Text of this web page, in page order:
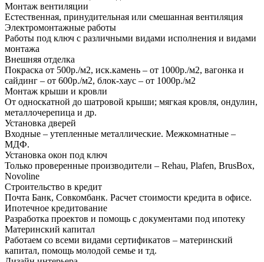
Монтаж вентиляции
Естественная, принудительная или смешанная вентиляция
Электромонтажные работы
Работы под ключ с различными видами исполнения и видами
монтажа
Внешняя отделка
Покраска от 500р./м2, иск.камень – от 1000р./м2, вагонка и
сайдинг – от 600р./м2, блок-хаус – от 1000р./м2
Монтаж крыши и кровли
От односкатной до шатровой крыши; мягкая кровля, ондулин,
металлочерепица и др.
Установка дверей
Входные – утепленные металлические. Межкомнатные –
МДФ.
Установка окон под ключ
Только проверенные производители – Rehau, Plafen, BrusBox,
Novoline
Строительство в кредит
Почта Банк, Совкомбанк. Расчет стоимости кредита в офисе.
Ипотечное кредитование
Разработка проектов и помощь с документами под ипотеку
Материнский капитал
Работаем со всеми видами сертификатов – материнский
капитал, помощь молодой семье и тд.